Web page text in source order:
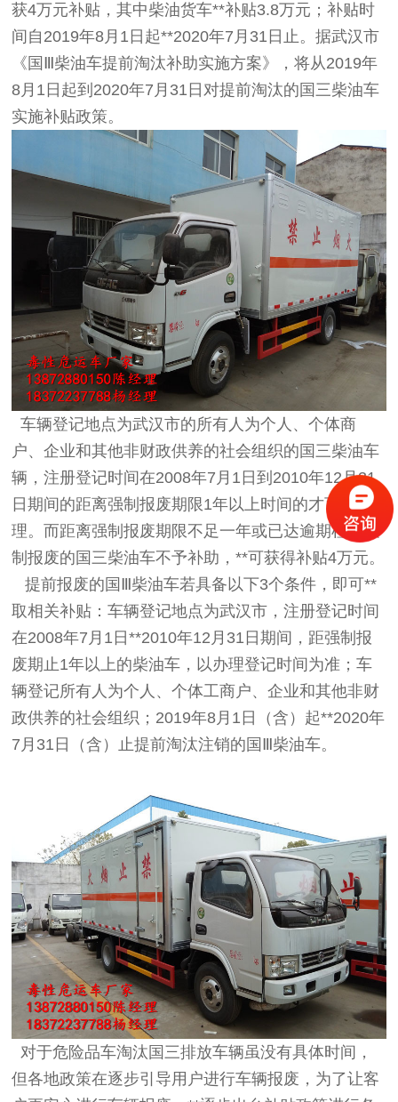
获4万元补贴，其中柴油货车**补贴3.8万元；补贴时
间自2019年8月1日起**2020年7月31日止。据武汉市
《国Ⅲ柴油车提前淘汰补助实施方案》，将从2019年
8月1日起到2020年7月31日对提前淘汰的国三柴油车
实施补贴政策。
车辆登记地点为武汉市的所有人为个人、个体商
户、企业和其他非财政供养的社会组织的国三柴油车
辆，注册登记时间在2008年7月1日到2010年12月31
日期间的距离强制报废期限1年以上时间的才可办
理。而距离强制报废期限不足一年或已达逾期检验强
制报废的国三柴油车不予补助，**可获得补贴4万元。
提前报废的国Ⅲ柴油车若具备以下3个条件，即可**
取相关补贴：车辆登记地点为武汉市，注册登记时间
在2008年7月1日**2010年12月31日期间，距强制报
废期止1年以上的柴油车，以办理登记时间为准；车
辆登记所有人为个人、个体工商户、企业和其他非财
政供养的社会组织；2019年8月1日（含）起**2020年
7月31日（含）止提前淘汰注销的国Ⅲ柴油车。
对于危险品车淘汰国三排放车辆虽没有具体时间，
但各地政策在逐步引导用户进行车辆报废，为了让客